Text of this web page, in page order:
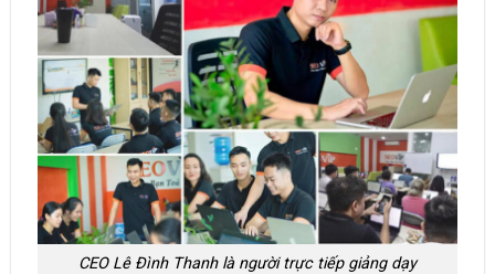
CEO Lê Đình Thanh là người trực tiếp giảng dạy